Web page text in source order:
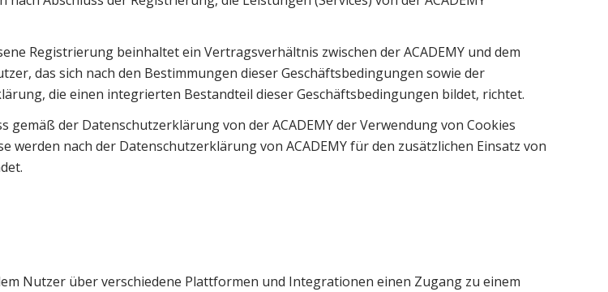
Registrierung beinhaltet ein Vertragsverhältnis zwischen der ACADEMY und dem
das sich nach den Bestimmungen dieser Geschäftsbedingungen sowie der
die einen integrierten Bestandteil dieser Geschäftsbedingungen bildet, richtet.
gemäß der Datenschutzerklärung von der ACADEMY der Verwendung von Cookies
werden nach der Datenschutzerklärung von ACADEMY für den zusätzlichen Einsatz von
Nutzer über verschiedene Plattformen und Integrationen einen Zugang zu einem